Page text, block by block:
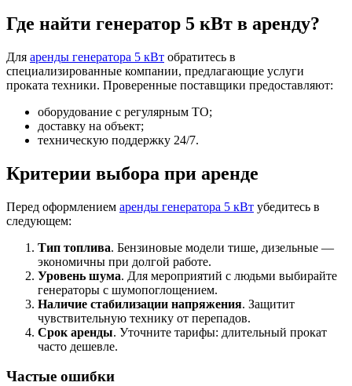
Где найти генератор 5 кВт в аренду?
Для аренды генератора 5 кВт обратитесь в
специализированные компании, предлагающие услуги
проката техники. Проверенные поставщики предоставляют:
оборудование с регулярным ТО;
доставку на объект;
техническую поддержку 24/7.
Критерии выбора при аренде
Перед оформлением аренды генератора 5 кВт убедитесь в
следующем:
Тип топлива. Бензиновые модели тише, дизельные —
экономичны при долгой работе.
Уровень шума. Для мероприятий с людьми выбирайте
генераторы с шумопоглощением.
Наличие стабилизации напряжения. Защитит
чувствительную технику от перепадов.
Срок аренды. Уточните тарифы: длительный прокат
часто дешевле.
Частые ошибки